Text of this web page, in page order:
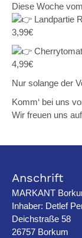
Diese Woche vom
Landpartie
3,99€
4,99€
Nur solange der
Komm‘ bei uns
Wir freuen uns
Anschrift
MARKANT
Inhaber: Detlef
Deichstraße 58
26757 Borkum